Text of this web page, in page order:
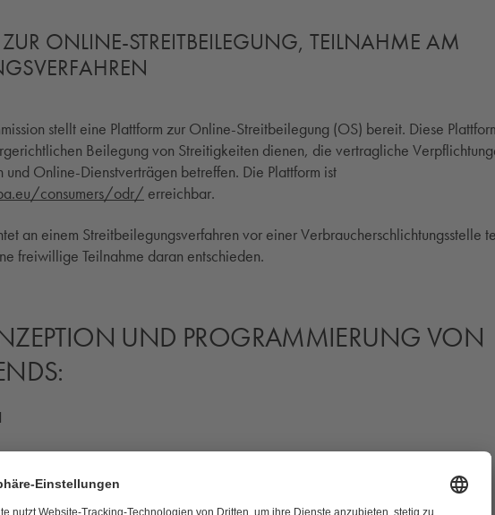
ONLINE-STREITBEILEGUNG, TEILNAHME AM
stellt eine Plattform zur Online-Streitbeilegung (OS) bereit. Diese
Beilegung von Streitigkeiten dienen, die vertragliche
Online-Dienstverträgen betreffen. Die Plattform ist
consumers/odr/ erreichbar.
an einem Streitbeilegungsverfahren vor einer Verbraucherschlichtungsstelle
freiwillige Teilnahme daran entschieden.
UND PROGRAMMIERUNG VON